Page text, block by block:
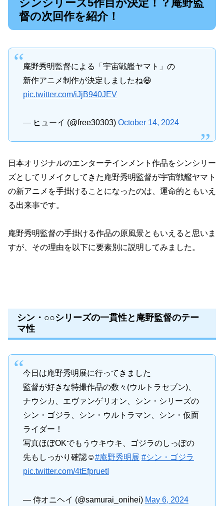
シンシリーズ5作目が決定！？庵野監
督の次回作を紹介！
庵野秀明監督による「宇宙戦艦ヤマト」の
新作アニメ制作が決定しましたね😆
pic.twitter.com/iJjB940JEV
— ヒューイ (@free30303) October 14, 2024
日本オリジナルのエンターテインメント作品をシンシリー
ズとしてリメイクしてきた庵野秀明監督が宇宙戦艦ヤマト
の新アニメを手掛けることになったのは、運命的ともいえ
る出来事です。
庵野秀明監督の手掛ける作品の原風景ともいえると思いま
すが、その理由を以下に要素別に説明してみました。
シン・○○シリーズの一貫性と庵野監督のテー
マ性
今日は庵野秀明展に行ってきました
監督が好きな特撮作品の数々(ウルトラセブン)、
ナウシカ、エヴァンゲリオン、シン・シリーズの
シン・ゴジラ、シン・ウルトラマン、シン・仮面
ライダー！
写真ほぼOKでもうウキウキ、ゴジラのしっぽの
先もしっかり確認☺️#庵野秀明展 #シン・ゴジラ
pic.twitter.com/4tEfpruetI
— 侍オニヘイ (@samurai_onihei) May 6, 2024